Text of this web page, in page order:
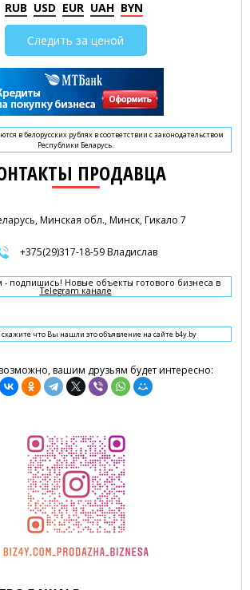
RUB USD EUR UAH BYN
Следить за ценой
в белорусских рублях в соответствии с законодательством
Республики Беларусь.
ПРОДАВЦА
Минская обл., Минск, Гикало 7
+375(29)317-18-59 Владислав
- подпишись! Новые объекты готового бизнеса в
Telegram канале
что Вы нашли это объявление на сайте b4y.by
вашим друзьям будет интересно: